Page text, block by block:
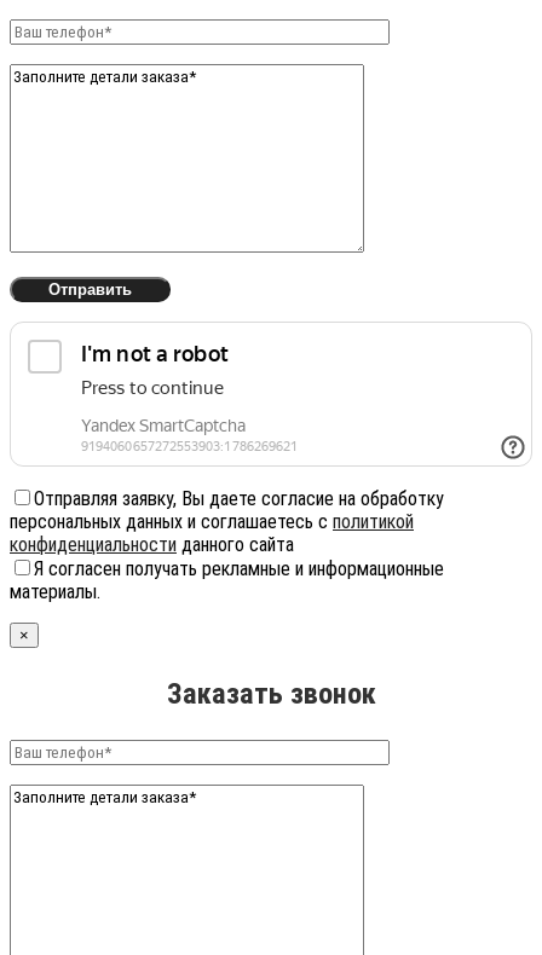
Отправляя заявку, Вы даете согласие на обработку
персональных данных и соглашаетесь с политикой
конфиденциальности данного сайта
Я согласен получать рекламные и информационные
материалы.
×
Заказать звонок